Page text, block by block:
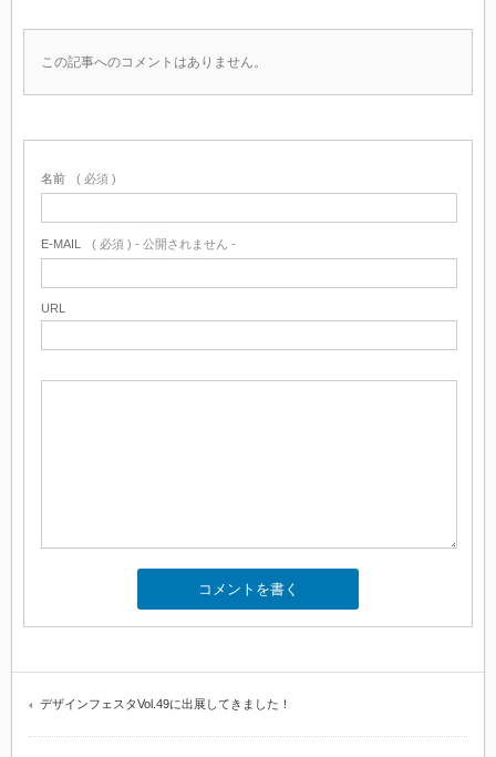
この記事へのコメントはありません。
名前 ( 必須 )
E-MAIL ( 必須 ) - 公開されません -
URL
デザインフェスタVol.49に出展してきました！